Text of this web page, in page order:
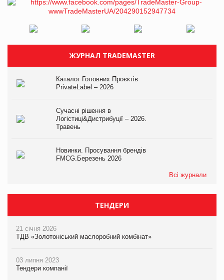
ЖУРНАЛ TRADEMASTER
Каталог Головних Проєктів
PrivateLabel – 2026
Сучасні рішення в
Логістиці&Дистрибуції – 2026.
Травень
Новинки. Просування брендів
FMCG.Березень 2026
Всі журнали
ТЕНДЕРИ
21 січня 2026
ТДВ «Золотоніський маслоробний комбінат»
03 липня 2023
Тендери компанії